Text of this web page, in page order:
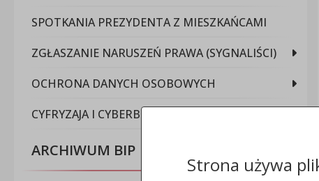
SPOTKANIA PREZYDENTA Z MIESZKAŃCAMI
ZGŁASZANIE NARUSZEŃ PRAWA (SYGNALIŚCI)
OCHRONA DANYCH OSOBOWYCH
CYFRYZAJA I CYBERBEZPIECZEŃSTWO
ARCHIWUM BIP
Strona używa